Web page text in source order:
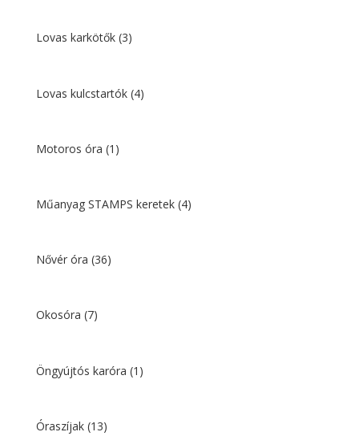
Lovas karkötők (3)
Lovas kulcstartók (4)
Motoros óra (1)
Műanyag STAMPS keretek (4)
Nővér óra (36)
Okosóra (7)
Öngyújtós karóra (1)
Óraszíjak (13)